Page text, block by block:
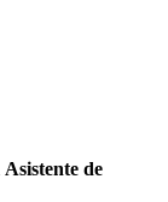
Asistente de